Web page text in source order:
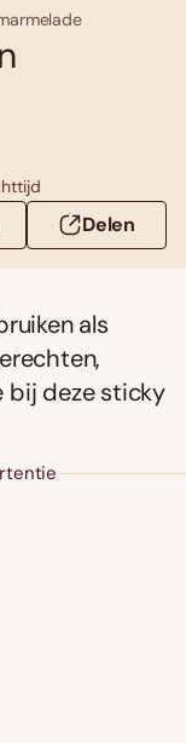
Delen
als
bij deze sticky